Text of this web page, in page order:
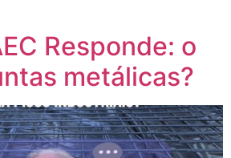
Responde: o
metálicas?